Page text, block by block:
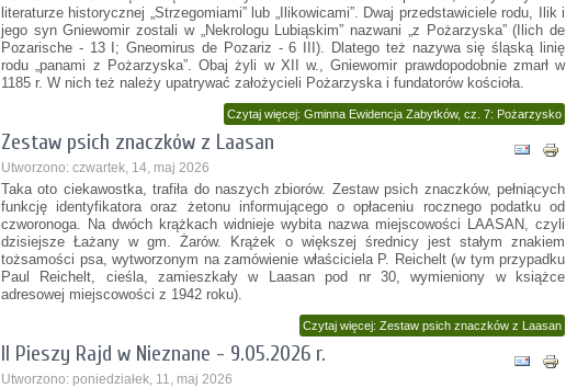
literaturze historycznej „Strzegomiami” lub „Ilikowicami”. Dwaj przedstawiciele rodu, Ilik i
jego syn Gniewomir zostali w „Nekrologu Lubiąskim” nazwani „z Pożarzyska” (Ilich de
Pozarische - 13 I; Gneomirus de Pozariz - 6 III). Dlatego też nazywa się śląską linię
rodu „panami z Pożarzyska”. Obaj żyli w XII w., Gniewomir prawdopodobnie zmarł w
1185 r. W nich też należy upatrywać założycieli Pożarzyska i fundatorów kościoła.
Czytaj więcej: Gminna Ewidencja Zabytków, cz. 7: Pożarzysko
Zestaw psich znaczków z Laasan
Utworzono: czwartek, 14, maj 2026
Taka oto ciekawostka, trafiła do naszych zbiorów. Zestaw psich znaczków, pełniących
funkcję identyfikatora oraz żetonu informującego o opłaceniu rocznego podatku od
czworonoga. Na dwóch krążkach widnieje wybita nazwa miejscowości LAASAN, czyli
dzisiejsze Łażany w gm. Żarów. Krążek o większej średnicy jest stałym znakiem
tożsamości psa, wytworzonym na zamówienie właściciela P. Reichelt (w tym przypadku
Paul Reichelt, cieśla, zamieszkały w Laasan pod nr 30, wymieniony w książce
adresowej miejscowości z 1942 roku).
Czytaj więcej: Zestaw psich znaczków z Laasan
II Pieszy Rajd w Nieznane - 9.05.2026 r.
Utworzono: poniedziałek, 11, maj 2026